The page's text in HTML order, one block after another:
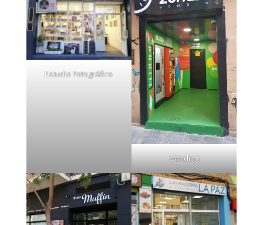
Estudio Fotográfico
Vending